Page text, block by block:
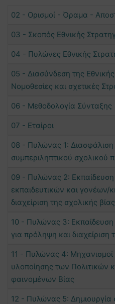
02 - Ορισμοί - Όραμα -
03 - Σκοπός Εθνικής
04 - Πυλώνες Εθνικής
05 - Διασύνδεση της
Νομοθεσίες και σχετικές
06 - Μεθοδολογία Σύνταξης
07 - Εταίροι
08 - Πυλώνας 1:
συμπεριληπτικού σχολικού
09 - Πυλώνας 2:
εκπαιδευτικών και
διαχείριση της σχολικής βίας
10 - Πυλώνας 3:
για πρόληψη και διαχείριση
11 - Πυλώνας 4:
υλοποίησης των Πολιτικών
φαινομένων Βίας
12 - Πυλώνας 5: Δημιουργία